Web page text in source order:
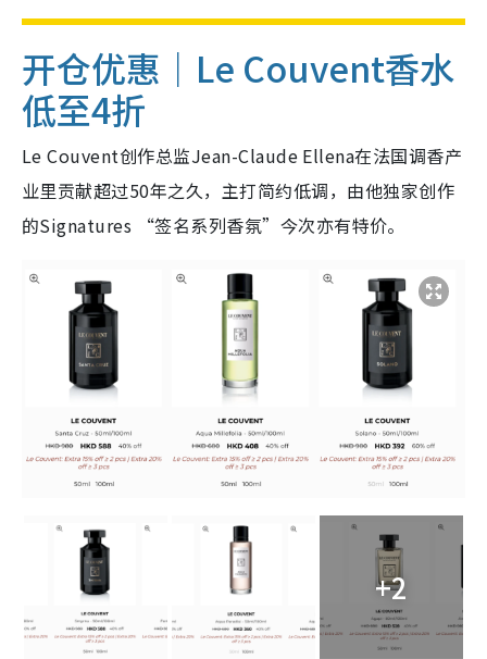
开仓优惠｜Le Couvent香水
低至4折
Le Couvent创作总监Jean-Claude Ellena在法国调香产
业里贡献超过50年之久，主打简约低调，由他独家创作
的Signatures “签名系列香氛”今次亦有特价。
+2